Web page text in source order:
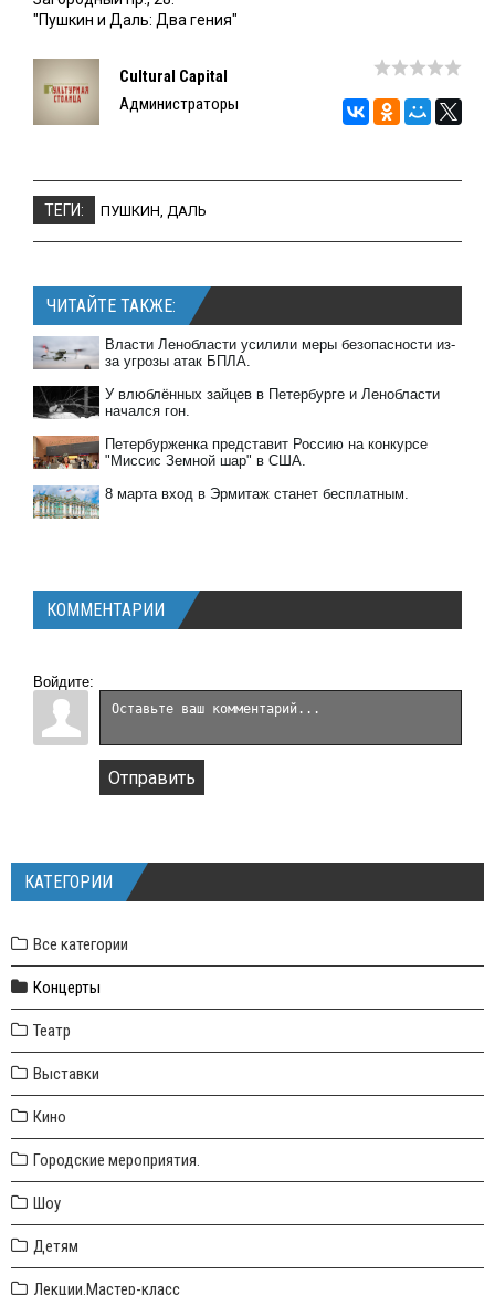
"Пушкин и Даль: Два гения"
Cultural Capital
Администраторы
ТЕГИ: ПУШКИН, ДАЛЬ
ЧИТАЙТЕ ТАКЖЕ:
Власти Ленобласти усилили меры безопасности из-
за угрозы атак БПЛА.
У влюблённых зайцев в Петербурге и Ленобласти
начался гон.
Петербурженка представит Россию на конкурсе
"Миссис Земной шар" в США.
8 марта вход в Эрмитаж станет бесплатным.
КОММЕНТАРИИ
Войдите:
Отправить
КАТЕГОРИИ
Все категории
Концерты
Театр
Выставки
Кино
Городские мероприятия.
Шоу
Детям
Лекции.Мастер-класс